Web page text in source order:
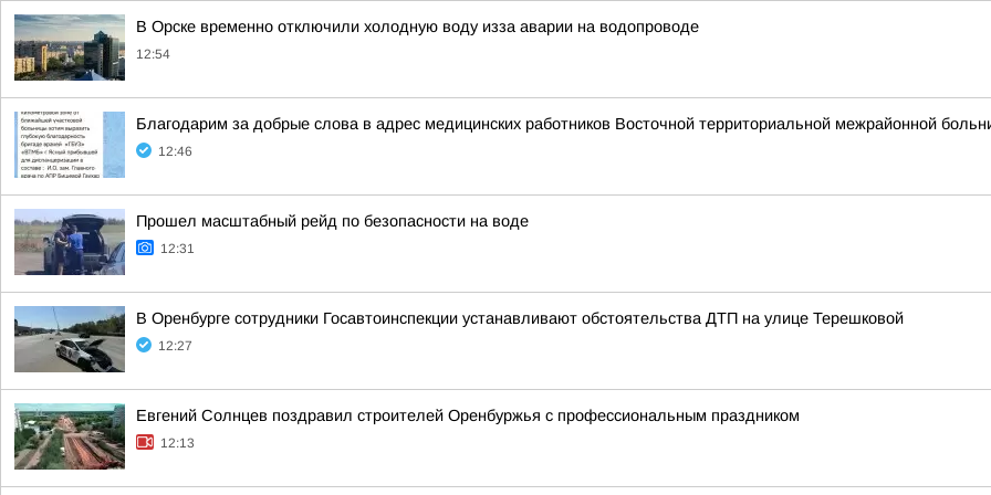
В Орске временно отключили холодную воду изза аварии на водопроводе
12:54
Благодарим за добрые слова в адрес медицинских работников Восточной территориальной межрайонной
12:46
Прошел масштабный рейд по безопасности на воде
12:31
В Оренбурге сотрудники Госавтоинспекции устанавливают обстоятельства ДТП на улице Терешковой
12:27
Евгений Солнцев поздравил строителей Оренбуржья с профессиональным праздником
12:13